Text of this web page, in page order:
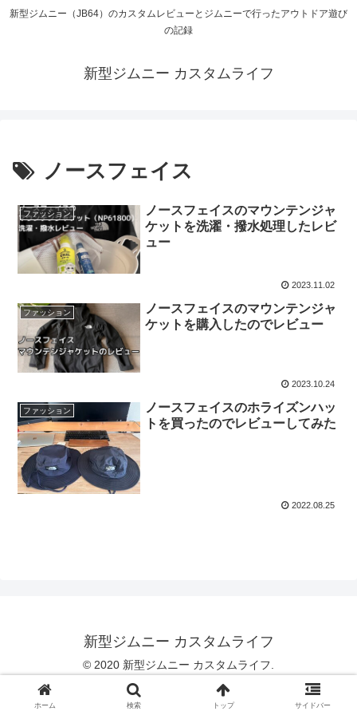
新型ジムニー（JB64）のカスタムレビューとジムニーで行ったアウトドア遊び
の記録
新型ジムニー カスタムライフ
ノースフェイス
ファッション
ノースフェイスのマウンテンジャ
ケットを洗濯・撥水処理したレビ
ュー
2023.11.02
ファッション
ノースフェイスのマウンテンジャ
ケットを購入したのでレビュー
2023.10.24
ファッション
ノースフェイスのホライズンハッ
トを買ったのでレビューしてみた
2022.08.25
新型ジムニー カスタムライフ
© 2020 新型ジムニー カスタムライフ.
ホーム 検索 トップ サイドバー